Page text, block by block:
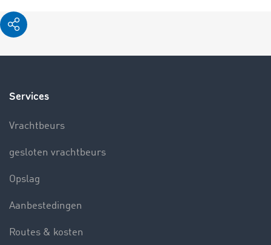
Services
Vrachtbeurs
gesloten vrachtbeurs
Opslag
Aanbestedingen
Routes & kosten